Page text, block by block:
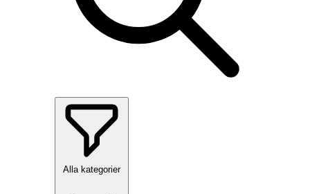
Alla kategorier